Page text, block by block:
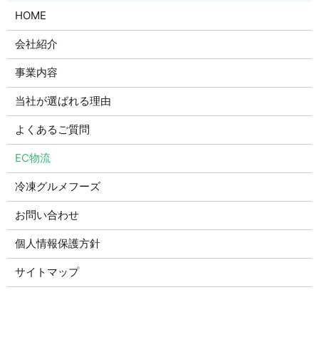
HOME
会社紹介
事業内容
当社が選ばれる理由
よくあるご質問
EC物流
冷凍グルメフーズ
お問い合わせ
個人情報保護方針
サイトマップ